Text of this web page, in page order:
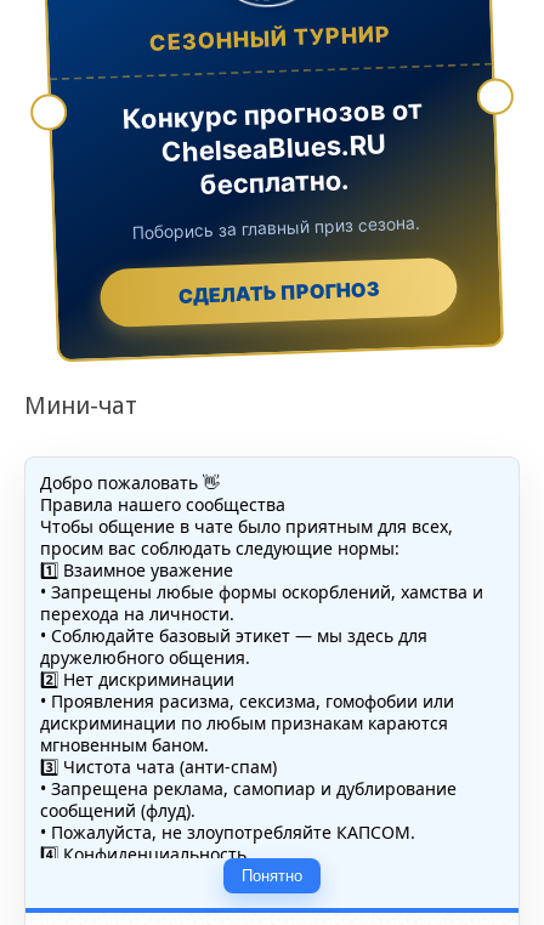
СЕЗОННЫЙ ТУРНИР
Конкурс прогнозов от
ChelseaBlues.RU
бесплатно.
Поборись за главный приз сезона.
СДЕЛАТЬ ПРОГНОЗ
Мини-чат
Добро пожаловать 👋
Правила нашего сообщества
Чтобы общение в чате было приятным для всех,
просим вас соблюдать следующие нормы:
1️⃣ Взаимное уважение
• Запрещены любые формы оскорблений, хамства и
перехода на личности.
• Соблюдайте базовый этикет — мы здесь для
дружелюбного общения.
2️⃣ Нет дискриминации
• Проявления расизма, сексизма, гомофобии или
дискриминации по любым признакам караются
мгновенным баном.
3️⃣ Чистота чата (анти-спам)
• Запрещена реклама, самопиар и дублирование
сообщений (флуд).
• Пожалуйста, не злоупотребляйте КАПСОМ.
4️⃣ Конфиденциальность
• Не публикуйте личные данные — свои или чужие
(телефоны, адреса, документы).
5️⃣ Уместность контента
Понятно